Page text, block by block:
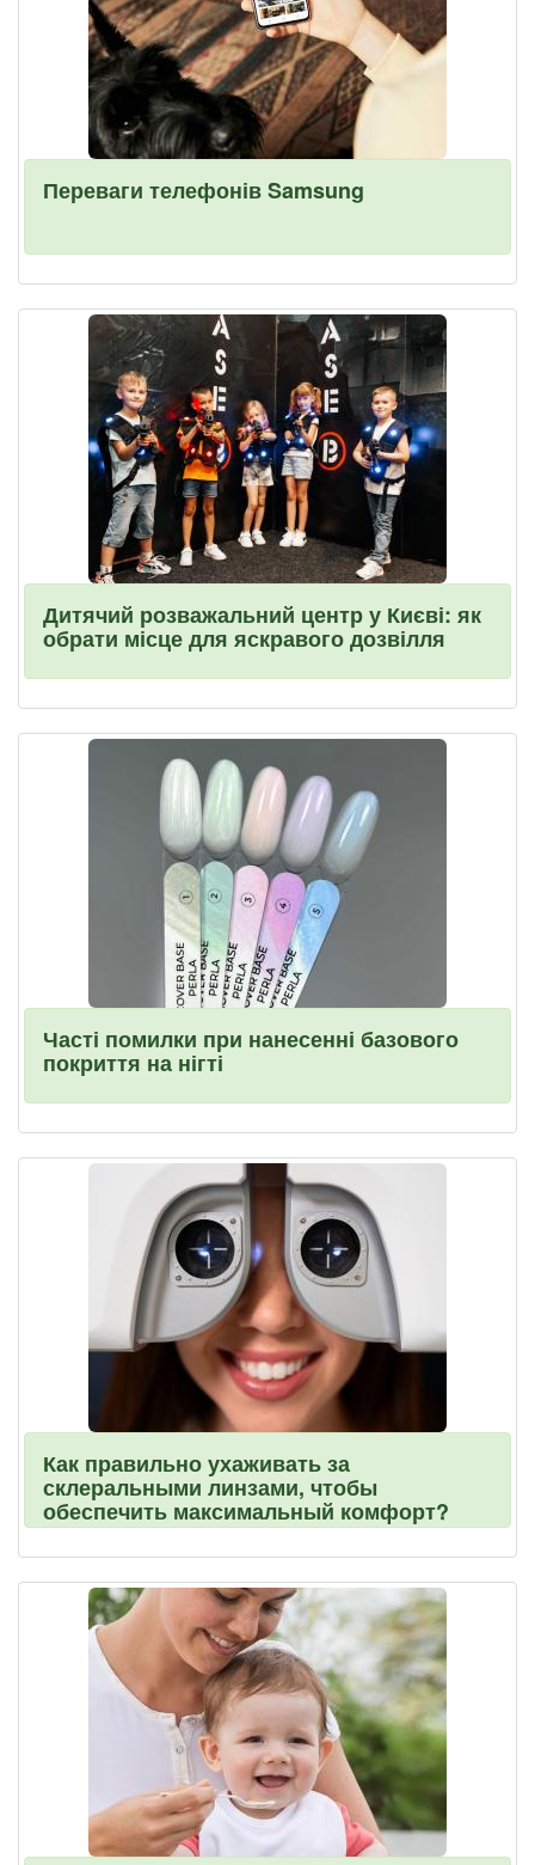
Переваги телефонів Samsung
Дитячий розважальний центр у Києві: як
обрати місце для яскравого дозвілля
Часті помилки при нанесенні базового
покриття на нігті
Как правильно ухаживать за
склеральными линзами, чтобы
обеспечить максимальный комфорт?